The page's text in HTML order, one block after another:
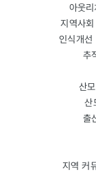
아웃
지역사
인식개선
추
산
산
출
지역 커